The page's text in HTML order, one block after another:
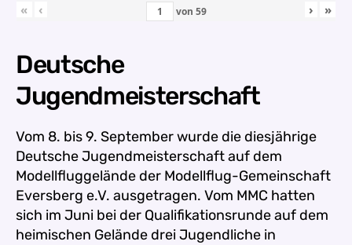
« ‹ von 59 › »
Deutsche
Jugendmeisterschaft
Vom 8. bis 9. September wurde die diesjährige
Deutsche Jugendmeisterschaft auf dem
Modellfluggelände der Modellflug-Gemeinschaft
Eversberg e.V. ausgetragen. Vom MMC hatten
sich im Juni bei der Qualifikationsrunde auf dem
heimischen Gelände drei Jugendliche in